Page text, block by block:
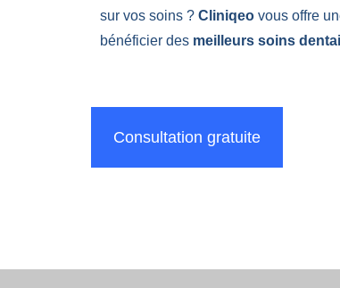
sur vos soins ? Cliniqeo vous offre
bénéficier des meilleurs soins
Consultation gratuite